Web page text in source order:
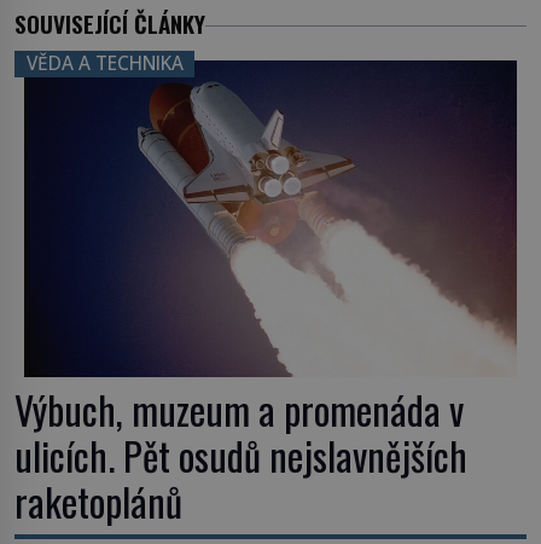
SOUVISEJÍCÍ ČLÁNKY
VĚDA A TECHNIKA
Výbuch, muzeum a promenáda v
ulicích. Pět osudů nejslavnějších
raketoplánů